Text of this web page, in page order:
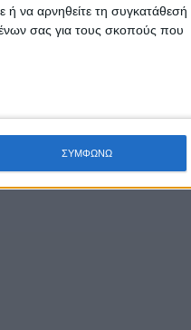
ή να αρνηθείτε τη συγκατάθεσή
σας για τους σκοπούς που
ΣΥΜΦΩΝΩ